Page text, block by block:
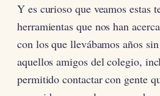
Y es curioso que veamos estas
herramientas que nos han
con los que llevábamos años
aquellos amigos del colegio,
permitido contactar con gente